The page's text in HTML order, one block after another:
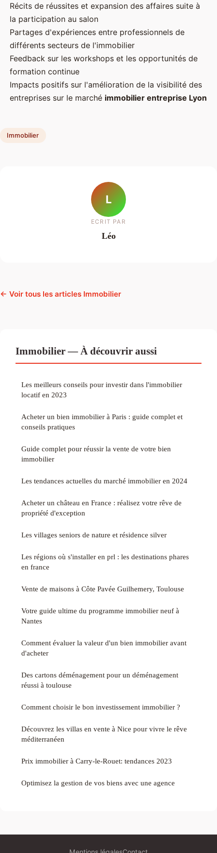
Récits de réussites et expansion des affaires suite à
la participation au salon
Partages d'expériences entre professionnels de
différents secteurs de l'immobilier
Feedback sur les workshops et les opportunités de
formation continue
Impacts positifs sur l'amélioration de la visibilité des
entreprises sur le marché immobilier entreprise Lyon
Immobilier
L
ECRIT PAR
Léo
← Voir tous les articles Immobilier
Immobilier — À découvrir aussi
Les meilleurs conseils pour investir dans l'immobilier
locatif en 2023
Acheter un bien immobilier à Paris : guide complet et
conseils pratiques
Guide complet pour réussir la vente de votre bien
immobilier
Les tendances actuelles du marché immobilier en 2024
Acheter un château en France : réalisez votre rêve de
propriété d'exception
Les villages seniors de nature et résidence silver
Les régions où s'installer en prl : les destinations phares
en france
Vente de maisons à Côte Pavée Guilhemery, Toulouse
Votre guide ultime du programme immobilier neuf à
Nantes
Comment évaluer la valeur d'un bien immobilier avant
d'acheter
Des cartons déménagement pour un déménagement
réussi à toulouse
Comment choisir le bon investissement immobilier ?
Découvrez les villas en vente à Nice pour vivre le rêve
méditerranéen
Prix immobilier à Carry-le-Rouet: tendances 2023
Optimisez la gestion de vos biens avec une agence